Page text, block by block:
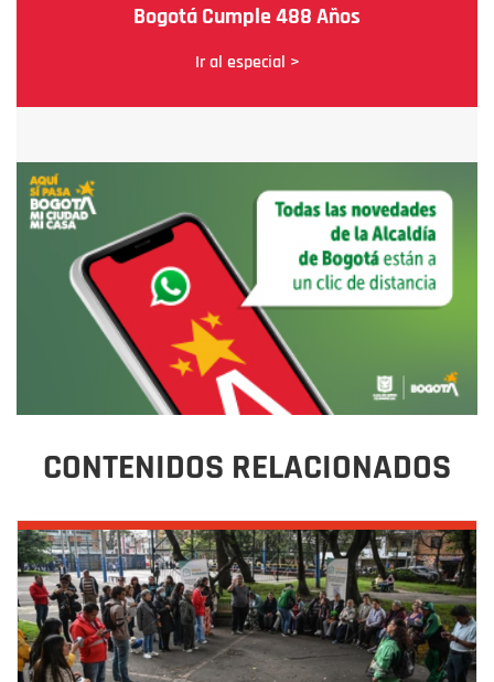
Bogotá Cumple 488 Años
Ir al especial >
CONTENIDOS RELACIONADOS